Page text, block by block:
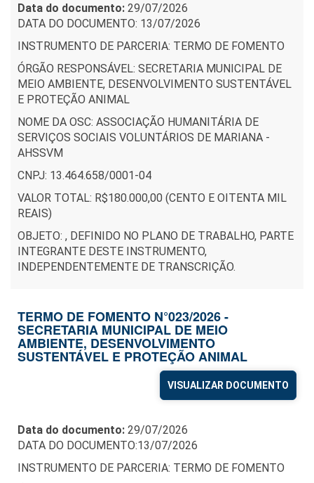
Data do documento: 29/07/2026
DATA DO DOCUMENTO: 13/07/2026
INSTRUMENTO DE PARCERIA: TERMO DE FOMENTO
ÓRGÃO RESPONSÁVEL: SECRETARIA MUNICIPAL DE
MEIO AMBIENTE, DESENVOLVIMENTO SUSTENTÁVEL
E PROTEÇÃO ANIMAL
NOME DA OSC: ASSOCIAÇÃO HUMANITÁRIA DE
SERVIÇOS SOCIAIS VOLUNTÁRIOS DE MARIANA -
AHSSVM
CNPJ: 13.464.658/0001-04
VALOR TOTAL: R$180.000,00 (CENTO E OITENTA MIL
REAIS)
OBJETO: , DEFINIDO NO PLANO DE TRABALHO, PARTE
INTEGRANTE DESTE INSTRUMENTO,
INDEPENDENTEMENTE DE TRANSCRIÇÃO.
TERMO DE FOMENTO N°023/2026 -
SECRETARIA MUNICIPAL DE MEIO
AMBIENTE, DESENVOLVIMENTO
SUSTENTÁVEL E PROTEÇÃO ANIMAL
VISUALIZAR DOCUMENTO
Data do documento: 29/07/2026
DATA DO DOCUMENTO:13/07/2026
INSTRUMENTO DE PARCERIA: TERMO DE FOMENTO